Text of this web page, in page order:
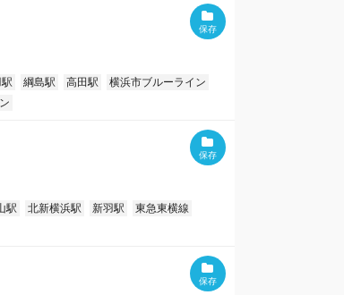
綱島駅 高田駅
横浜市ブルーライン
駅 北新横浜駅 新羽駅
東急東横線